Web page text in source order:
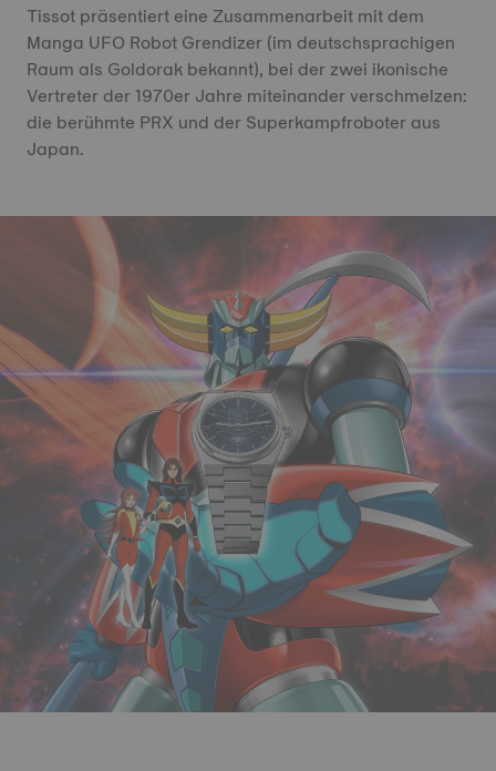
Tissot präsentiert eine Zusammenarbeit mit dem
Manga UFO Robot Grendizer (im deutschsprachigen
Raum als Goldorak bekannt), bei der zwei ikonische
Vertreter der 1970er Jahre miteinander verschmelzen:
die berühmte PRX und der Superkampfroboter aus
Japan.